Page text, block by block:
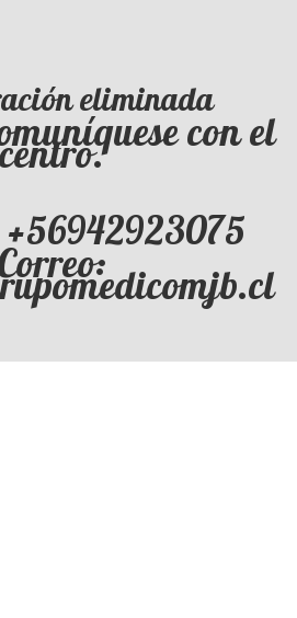
eliminada
con el
centro.
+56942923075